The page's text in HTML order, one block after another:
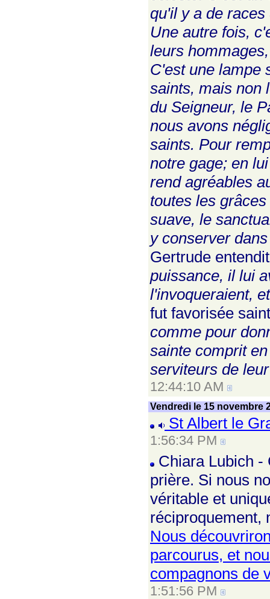
qu'il y a de
Une autre fois,
leurs
C'est une lampe
saints, mais non
du Seigneur, le
nous avons
saints. Pour
notre gage; en
rend agréables
toutes les
suave, le
y conserver
Gertrude
puissance, il lui
l'invoqueraient,
fut favorisée
comme pour
sainte comprit
serviteurs de
12:44:10 AM
Vendredi le 15 novembre
St Albert le
1:56:34 PM
Chiara Lubich -
prière. Si nous
véritable et
réciproquement,
Nous
parcourus, et
compagnons de
1:51:56 PM